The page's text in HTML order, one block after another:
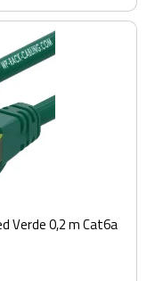
Verde 0,2 m Cat6a